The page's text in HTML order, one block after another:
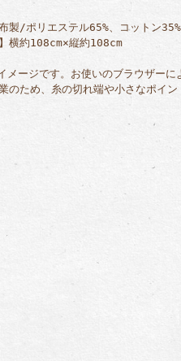
布製/ポリエステル65%、コットン35%
】横約108cm×縦約108cm
メージです。お使いのブラウザー
のため、糸の切れ端や小さなポイ